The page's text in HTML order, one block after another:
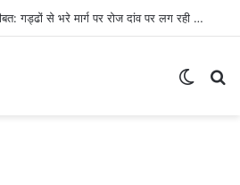
धर्मजयगढ़ में सड़क बनी मुसीबत: गड्ढों से भरे मार्ग पर रोज दांव पर लग रही लोगों की जान